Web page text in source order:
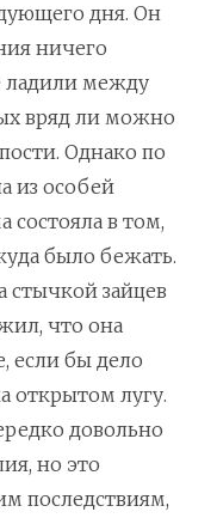
дня. Он
ничего
ладили между
вряд ли можно
Однако по
из особей
состояла в том,
было бежать.
стычкой зайцев
что она
если бы дело
открытом лугу.
довольно
но это
последствиям,